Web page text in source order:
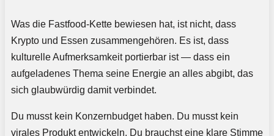
Was die Fastfood-Kette bewiesen hat, ist nicht, dass
Krypto und Essen zusammengehören. Es ist, dass
kulturelle Aufmerksamkeit portierbar ist — dass ein
aufgeladenes Thema seine Energie an alles abgibt, das
sich glaubwürdig damit verbindet.
Du musst kein Konzernbudget haben. Du musst kein
virales Produkt entwickeln. Du brauchst eine klare Stimme